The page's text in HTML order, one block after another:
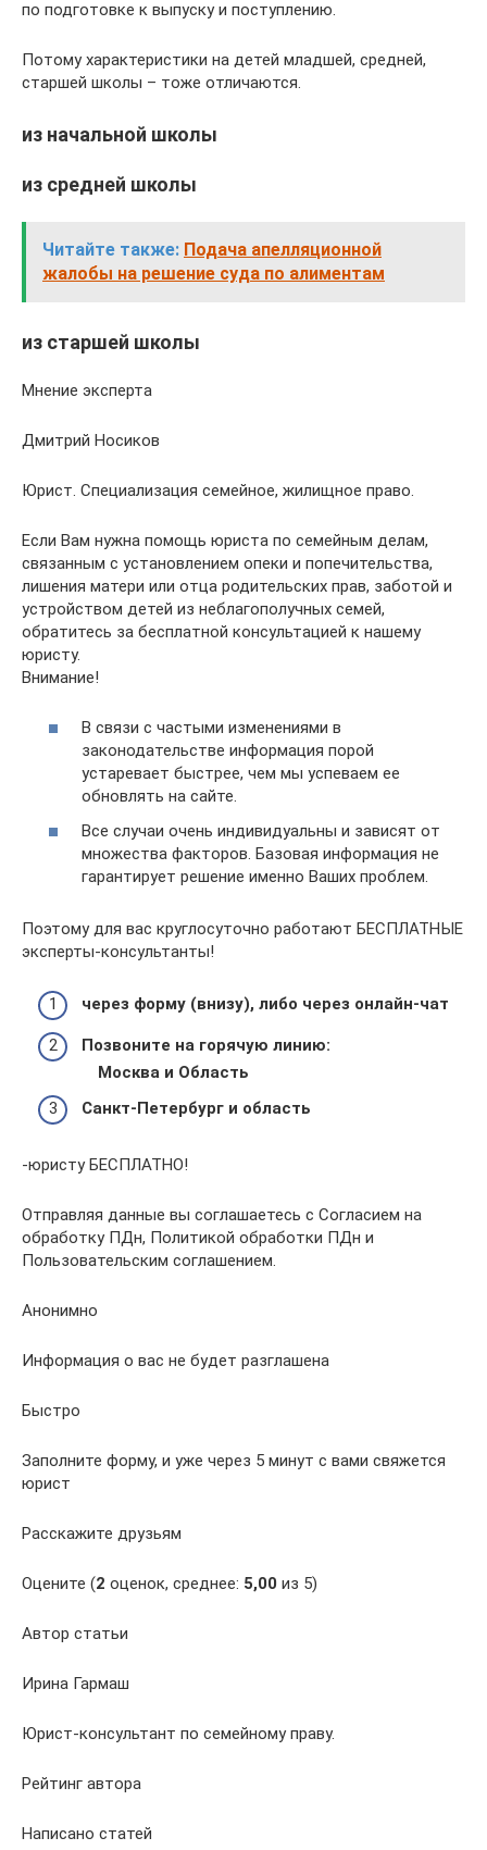
по подготовке к выпуску и поступлению.
Потому характеристики на детей младшей, средней,
старшей школы – тоже отличаются.
из начальной школы
из средней школы
Читайте также: Подача апелляционной
жалобы на решение суда по алиментам
из старшей школы
Мнение эксперта
Дмитрий Носиков
Юрист. Специализация семейное, жилищное право.
Если Вам нужна помощь юриста по семейным делам,
связанным с установлением опеки и попечительства,
лишения матери или отца родительских прав, заботой и
устройством детей из неблагополучных семей,
обратитесь за бесплатной консультацией к нашему
юристу.
Внимание!
В связи с частыми изменениями в
законодательстве информация порой
устаревает быстрее, чем мы успеваем ее
обновлять на сайте.
Все случаи очень индивидуальны и зависят от
множества факторов. Базовая информация не
гарантирует решение именно Ваших проблем.
Поэтому для вас круглосуточно работают БЕСПЛАТНЫЕ
эксперты-консультанты!
через форму (внизу), либо через онлайн-чат
Позвоните на горячую линию:
Москва и Область
Санкт-Петербург и область
-юристу БЕСПЛАТНО!
Отправляя данные вы соглашаетесь с Согласием на
обработку ПДн, Политикой обработки ПДн и
Пользовательским соглашением.
Анонимно
Информация о вас не будет разглашена
Быстро
Заполните форму, и уже через 5 минут с вами свяжется
юрист
Расскажите друзьям
Оцените (2 оценок, среднее: 5,00 из 5)
Автор статьи
Ирина Гармаш
Юрист-консультант по семейному праву.
Рейтинг автора
Написано статей